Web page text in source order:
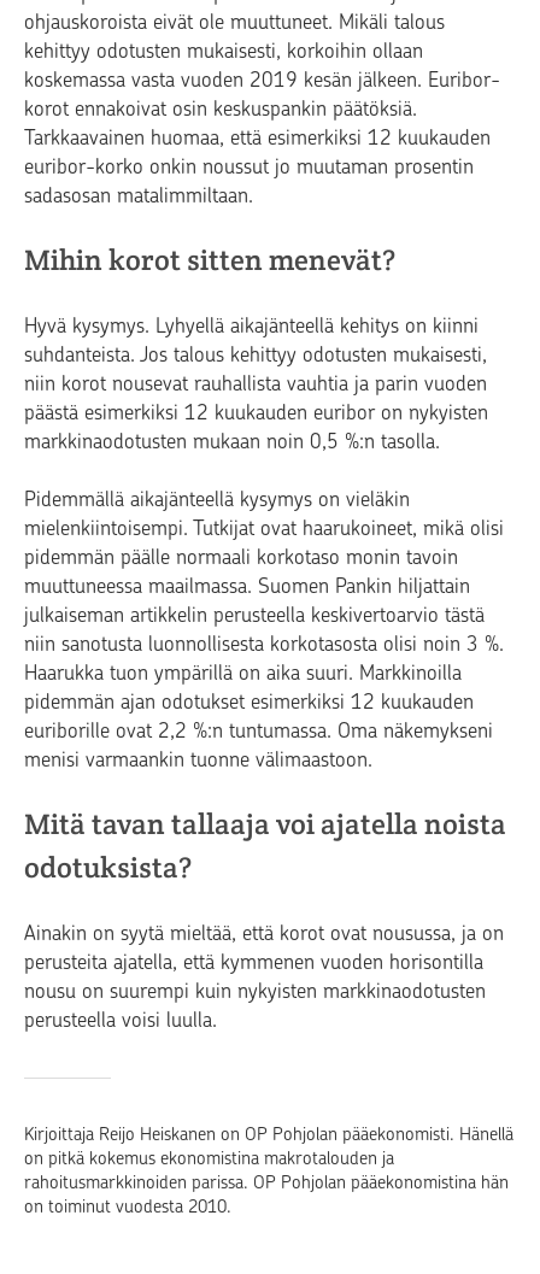
ohjauskoroista eivät ole muuttuneet. Mikäli talous
kehittyy odotusten mukaisesti, korkoihin ollaan
koskemassa vasta vuoden 2019 kesän jälkeen. Euribor-
korot ennakoivat osin keskuspankin päätöksiä.
Tarkkaavainen huomaa, että esimerkiksi 12 kuukauden
euribor-korko onkin noussut jo muutaman prosentin
sadasosan matalimmiltaan.
Mihin korot sitten menevät?
Hyvä kysymys. Lyhyellä aikajänteellä kehitys on kiinni
suhdanteista. Jos talous kehittyy odotusten mukaisesti,
niin korot nousevat rauhallista vauhtia ja parin vuoden
päästä esimerkiksi 12 kuukauden euribor on nykyisten
markkinaodotusten mukaan noin 0,5 %:n tasolla.
Pidemmällä aikajänteellä kysymys on vieläkin
mielenkiintoisempi. Tutkijat ovat haarukoineet, mikä olisi
pidemmän päälle normaali korkotaso monin tavoin
muuttuneessa maailmassa. Suomen Pankin hiljattain
julkaiseman artikkelin perusteella keskivertoarvio tästä
niin sanotusta luonnollisesta korkotasosta olisi noin 3 %.
Haarukka tuon ympärillä on aika suuri. Markkinoilla
pidemmän ajan odotukset esimerkiksi 12 kuukauden
euriborille ovat 2,2 %:n tuntumassa. Oma näkemykseni
menisi varmaankin tuonne välimaastoon.
Mitä tavan tallaaja voi ajatella noista
odotuksista?
Ainakin on syytä mieltää, että korot ovat nousussa, ja on
perusteita ajatella, että kymmenen vuoden horisontilla
nousu on suurempi kuin nykyisten markkinaodotusten
perusteella voisi luulla.
Kirjoittaja Reijo Heiskanen on OP Pohjolan pääekonomisti. Hänellä
on pitkä kokemus ekonomistina makrotalouden ja
rahoitusmarkkinoiden parissa. OP Pohjolan pääekonomistina hän
on toiminut vuodesta 2010.